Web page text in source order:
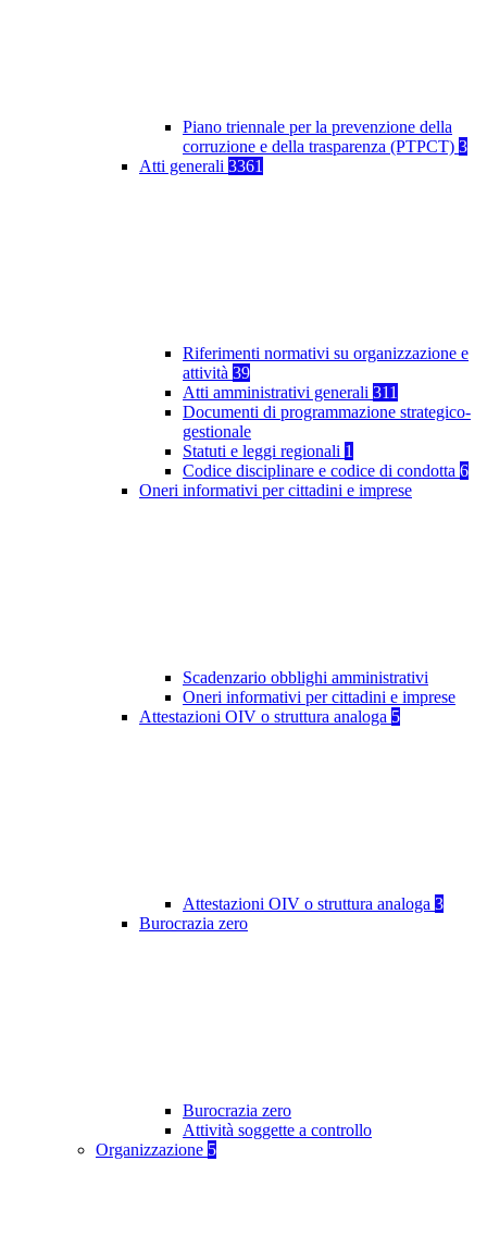
Piano triennale per la prevenzione della
corruzione e della trasparenza (PTPCT) 3
Atti generali 3361
Riferimenti normativi su organizzazione e
attività 39
Atti amministrativi generali 311
Documenti di programmazione strategico-
gestionale
Statuti e leggi regionali 1
Codice disciplinare e codice di condotta 6
Oneri informativi per cittadini e imprese
Scadenzario obblighi amministrativi
Oneri informativi per cittadini e imprese
Attestazioni OIV o struttura analoga 5
Attestazioni OIV o struttura analoga 3
Burocrazia zero
Burocrazia zero
Attività soggette a controllo
Organizzazione 5